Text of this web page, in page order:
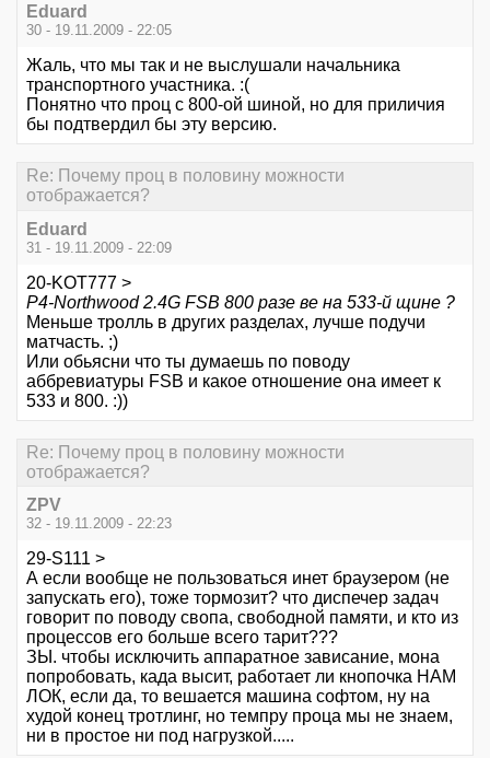
Eduard
30 - 19.11.2009 - 22:05
Жаль, что мы так и не выслушали начальника
транспортного участника. :(
Понятно что проц с 800-ой шиной, но для приличия
бы подтвердил бы эту версию.
Re: Почему проц в половину можности
отображается?
Eduard
31 - 19.11.2009 - 22:09
20-KOT777 >
P4-Northwood 2.4G FSB 800 разе ве на 533-й щине ?
Меньше тролль в других разделах, лучше подучи
матчасть. ;)
Или обьясни что ты думаешь по поводу
аббревиатуры FSB и какое отношение она имеет к
533 и 800. :))
Re: Почему проц в половину можности
отображается?
ZPV
32 - 19.11.2009 - 22:23
29-S111 >
А если вообще не пользоваться инет браузером (не
запускать его), тоже тормозит? что диспечер задач
говорит по поводу свопа, свободной памяти, и кто из
процессов его больше всего тарит???
ЗЫ. чтобы исключить аппаратное зависание, мона
попробовать, када высит, работает ли кнопочка НАМ
ЛОК, если да, то вешается машина софтом, ну на
худой конец тротлинг, но темпру проца мы не знаем,
ни в простое ни под нагрузкой.....